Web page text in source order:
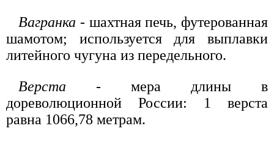
Вагранка - шахтная печь, футерованная
шамотом; используется для выплавки
литейного чугуна из передельного.
Верста - мера длины в
дореволюционной России: 1 верста
равна 1066,78 метрам.